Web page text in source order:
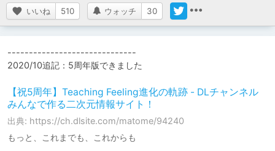
いいね 510 ウォッチ 30
------------------------------
2020/10追記：5周年版できました
【祝5周年】Teaching Feeling進化の軌跡 - DLチャンネル
みんなで作る二次元情報サイト！
出典: https://ch.dlsite.com/matome/94240
もっと、これまでも、これからも